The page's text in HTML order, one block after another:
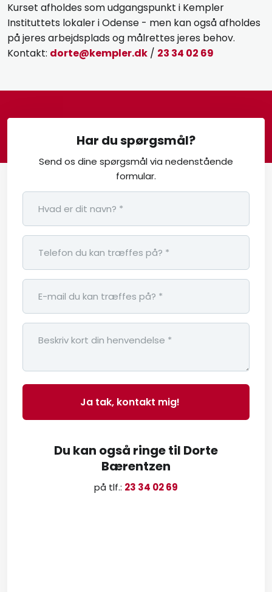
​Kurset afholdes som udgangspunkt i Kempler
Instituttets lokaler i Odense - men kan også afholdes
på jeres arbejdsplads og målrettes jeres behov.
Kontakt: dorte@kempler.dk / 23 34 02 69
Har du spørgsmål?
Send os dine spørgsmål via nedenstående
formular.​
Du kan også ringe til Dorte
Bærentzen
på tlf.: 23 34 02 69